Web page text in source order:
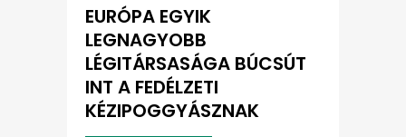
EURÓPA EGYIK
LEGNAGYOBB
LÉGITÁRSASÁGA BÚCSÚT
INT A FEDÉLZETI
KÉZIPOGGYÁSZNAK